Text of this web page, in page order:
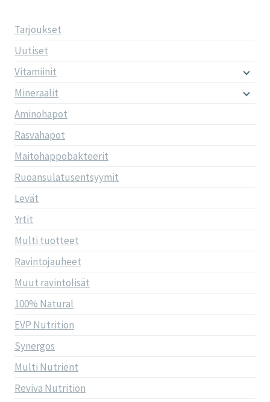
Tarjoukset
Uutiset
Vitamiinit
Mineraalit
Aminohapot
Rasvahapot
Maitohappobakteerit
Ruoansulatusentsyymit
Levät
Yrtit
Multi tuotteet
Ravintojauheet
Muut ravintolisät
100% Natural
EVP Nutrition
Synergos
Multi Nutrient
Reviva Nutrition